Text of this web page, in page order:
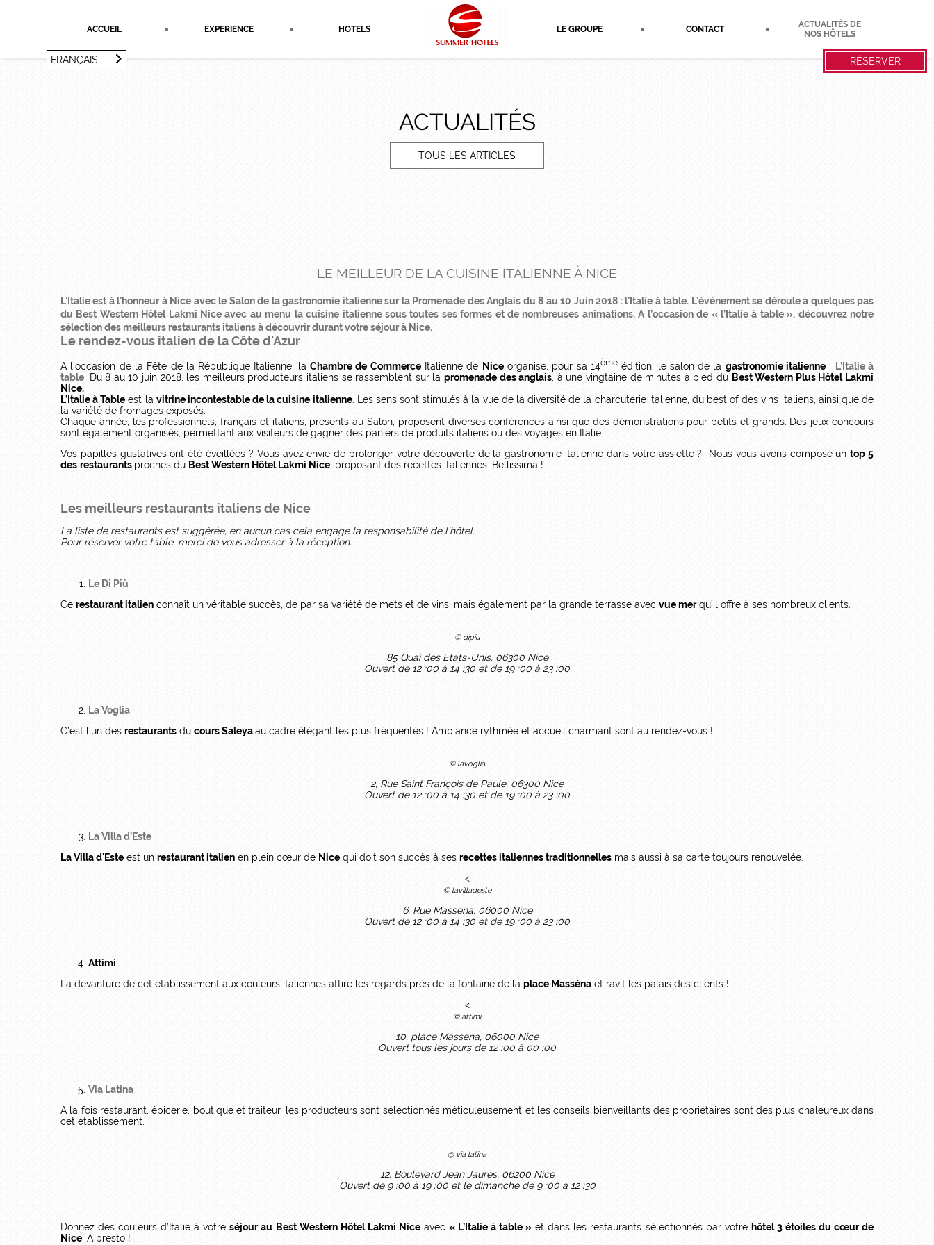
ACCUEIL EXPERIENCE HOTELS LE GROUPE CONTACT
ACTUALITÉS DE
NOS HÔTELS
RÉSERVER
FRANÇAIS
ACTUALITÉS
TOUS LES ARTICLES
LE MEILLEUR DE LA CUISINE ITALIENNE À NICE
L’Italie est à l’honneur à Nice avec le Salon de la gastronomie italienne sur la Promenade des Anglais du 8 au 10 Juin 2018 : l’Italie à table. L’évènement se déroule à quelques pas
du Best Western Hôtel Lakmi Nice avec au menu la cuisine italienne sous toutes ses formes et de nombreuses animations. A l’occasion de « l’Italie à table », découvrez notre
sélection des meilleurs restaurants italiens à découvrir durant votre séjour à Nice.
Le rendez-vous italien de la Côte d'Azur
A l’occasion de la Fête de la République Italienne, laChambre de CommerceItalienne de Niceorganise, pour sa 14èmeédition, le salon de la gastronomie italienne :
L’Italie à
table . Du 8 au 10 juin 2018, les meilleurs producteurs italiens se rassemblent sur la promenade des anglais , à une vingtaine de minutes à pied du Best Western Plus Hôtel Lakmi
Nice.
L’Italie à Table est la vitrine incontestable de lacuisine italienne. Les sens sont stimulés à la vue de la diversité de la charcuterie italienne, du best of des vins italiens, ainsi que de
la variété de fromages exposés.
Chaque année, les professionnels, français et italiens, présents au Salon, proposent diverses conférences ainsi que des démonstrations pour petits et grands. Des jeux concours
sont également organisés, permettant aux visiteurs de gagner des paniers de produits italiens ou des voyages en Italie.
Vos papilles gustatives ont été éveillées ? Vous avez envie de prolonger votre découverte de la gastronomie italienne dans votre assiette ? Nous vous avons composé untop 5
des restaurants proches du Best Western Hôtel Lakmi Nice , proposant des recettes italiennes. Bellissima !
Les meilleurs restaurants italiens de Nice
La liste de restaurants est suggérée, en aucun cas cela engage la responsabilité de l’hôtel.
Pour réserver votre table, merci de vous adresser à la réception.
Le Di Più
Ce restaurant italien connaît un véritable succès, de par sa variété de mets et de vins, mais également par la grande terrasse avec vue merqu’il offre à ses nombreux clients.
© dipiu
85 Quai des Etats-Unis, 06300 Nice
Ouvert de 12 :00 à 14 :30 et de 19 :00 à 23 :00
La Voglia
C’est l’un des restaurants du cours Saleyaau cadre élégant les plus fréquentés ! Ambiance rythmée et accueil charmant sont au rendez-vous !
© lavoglia
2, Rue Saint François de Paule, 06300 Nice
Ouvert de 12 :00 à 14 :30 et de 19 :00 à 23 :00
La Villa d’Este
La Villa d'Este est un restaurant italien en plein cœur de Nice qui doit son succès à ses recettes italiennes traditionnelles mais aussi à sa carte toujours renouvelée.
<
© lavilladeste
6, Rue Massena, 06000 Nice
Ouvert de 12 :00 à 14 :30 et de 19 :00 à 23 :00
Attimi
La devanture de cet établissement aux couleurs italiennes attire les regards près de la fontaine de la place Masséna et ravit les palais des clients !
<
© attimi
10, place Massena, 06000 Nice
Ouvert tous les jours de 12 :00 à 00 :00
Via Latina
A la fois restaurant, épicerie, boutique et traiteur, les producteurs sont sélectionnés méticuleusement et les conseils bienveillants des propriétaires sont des plus chaleureux dans
cet établissement.
@ via latina
12, Boulevard Jean Jaurès, 06200 Nice
Ouvert de 9 :00 à 19 :00 et le dimanche de 9 :00 à 12 :30
Donnez des couleurs d’Italie à votreséjour au Best Western Hôtel Lakmi Niceavec « L’Italie à table » et dans les restaurants sélectionnés par votre hôtel 3 étoiles du cœur de
Nice . A presto !